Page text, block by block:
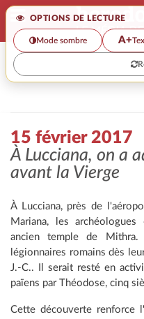
OPTIONS DE LECTURE
Mode sombre A+
>>
15 février 2017
À Lucciana, on a
avant la Vierge
À Lucciana, près de
Mariana, les
ancien temple de
légionnaires romains dès
J.-C.. Il serait resté en
païens par Théodose, cinq
Cette découverte renforce